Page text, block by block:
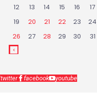
12
13 14 15 16 17
19
20 21 22 23 24
26
27 28 29 30 31
twitter facebook youtube